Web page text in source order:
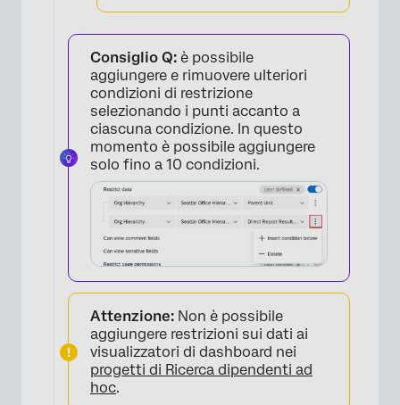
Consiglio Q: è possibile
aggiungere e rimuovere ulteriori
condizioni di restrizione
selezionando i punti accanto a
ciascuna condizione. In questo
momento è possibile aggiungere
solo fino a 10 condizioni.
Attenzione: Non è possibile
aggiungere restrizioni sui dati ai
visualizzatori di dashboard nei
progetti di Ricerca dipendenti ad
hoc.